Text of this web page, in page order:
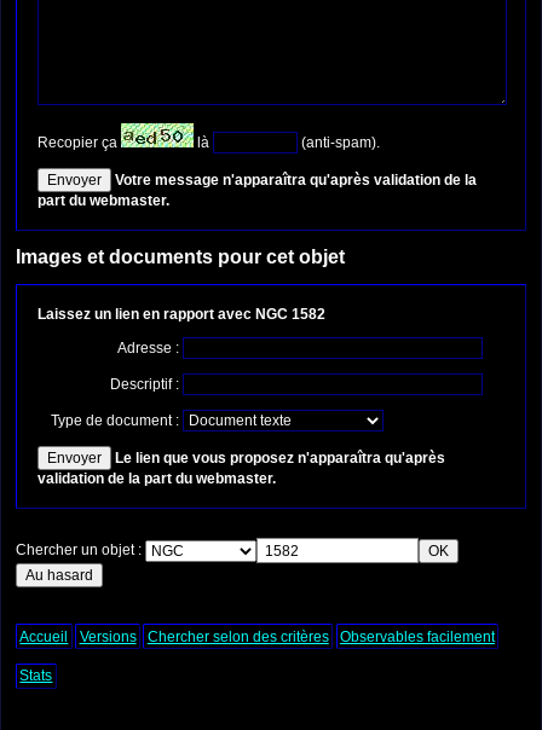
Recopier ça là (anti-spam).
Votre message n'apparaîtra qu'après validation de la
part du webmaster.
Images et documents pour cet objet
Laissez un lien en rapport avec NGC 1582
Adresse :
Descriptif :
Type de document :
Le lien que vous proposez n'apparaîtra qu'après
validation de la part du webmaster.
Chercher un objet :
Accueil Versions Chercher selon des critères Observables facilement
Stats